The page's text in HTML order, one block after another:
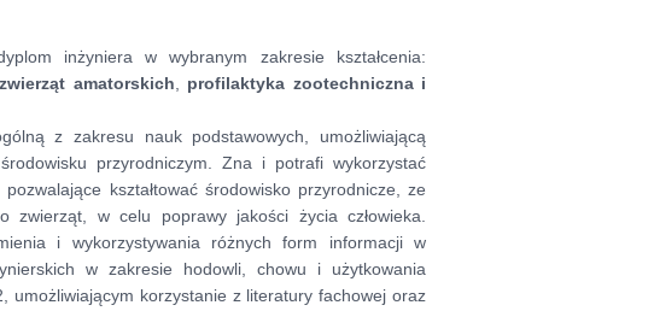
inżyniera w wybranym zakresie kształcenia:
amatorskich, profilaktyka zootechniczna i
z zakresu nauk podstawowych, umożliwiającą
przyrodniczym. Zna i potrafi wykorzystać
kształtować środowisko przyrodnicze, ze
zwierząt, w celu poprawy jakości życia człowieka.
i wykorzystywania różnych form informacji w
w zakresie hodowli, chowu i użytkowania
umożliwiającym korzystanie z literatury fachowej oraz